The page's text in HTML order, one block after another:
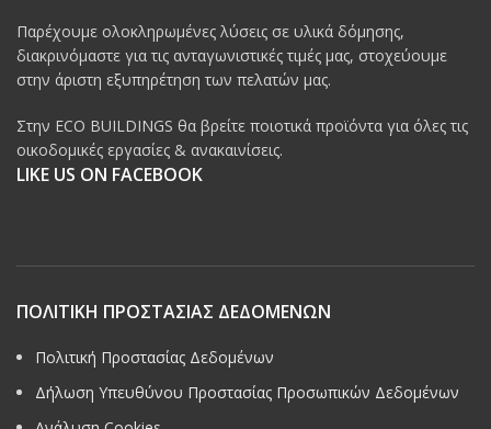
Παρέχουμε ολοκληρωμένες λύσεις σε υλικά δόμησης,
διακρινόμαστε για τις ανταγωνιστικές τιμές μας, στοχεύουμε
στην άριστη εξυπηρέτηση των πελατών μας.
Στην ECO BUILDINGS θα βρείτε ποιοτικά προϊόντα για όλες τις
οικοδομικές εργασίες & ανακαινίσεις.
LIKE US ON FACEBOOK
ΠΟΛΙΤΙΚΗ ΠΡΟΣΤΑΣΙΑΣ ΔΕΔΟΜΕΝΩΝ
Πολιτική Προστασίας Δεδομένων
Δήλωση Υπευθύνου Προστασίας Προσωπικών Δεδομένων